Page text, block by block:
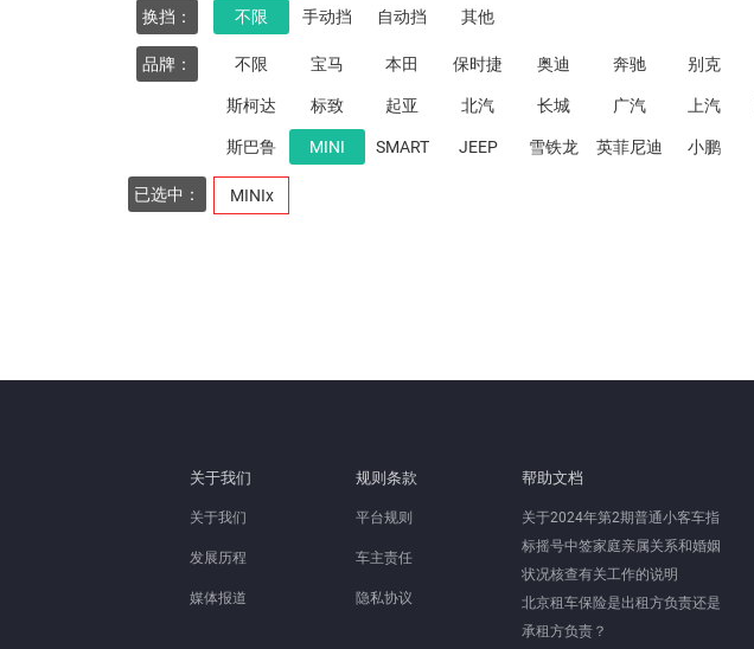
换挡： 不限 手动挡 自动挡 其他
品牌： 不限 宝马 本田 保时捷 奥迪 奔驰 别克
斯柯达 标致 起亚 北汽 长城 广汽 上汽
斯巴鲁 MINI SMART JEEP 雪铁龙 英菲尼迪 小鹏
已选中： MINIx
关于我们
关于我们
发展历程
媒体报道
规则条款
平台规则
车主责任
隐私协议
帮助文档
关于2024年第2期普通小客车指
标摇号中签家庭亲属关系和婚姻
状况核查有关工作的说明
北京租车保险是出租方负责还是
承租方负责？